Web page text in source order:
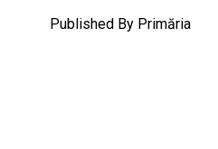
Published By Primăria